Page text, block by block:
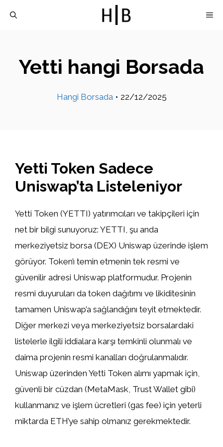
Yetti hangi Borsada
Hangi Borsada • 22/12/2025
Yetti Token Sadece
Uniswap’ta Listeleniyor
Yetti Token (YETTI) yatırımcıları ve takipçileri için
net bir bilgi sunuyoruz: YETTI, şu anda
merkeziyetsiz borsa (DEX) Uniswap üzerinde işlem
görüyor. Token’ı temin etmenin tek resmi ve
güvenilir adresi Uniswap platformudur. Projenin
resmi duyuruları da token dağıtımı ve likiditesinin
tamamen Uniswap’a sağlandığını teyit etmektedir.
Diğer merkezi veya merkeziyetsiz borsalardaki
listelerle ilgili iddialara karşı temkinli olunmalı ve
daima projenin resmi kanalları doğrulanmalıdır.
Uniswap üzerinden Yetti Token alımı yapmak için,
güvenli bir cüzdan (MetaMask, Trust Wallet gibi)
kullanmanız ve işlem ücretleri (gas fee) için yeterli
miktarda ETH’ye sahip olmanız gerekmektedir.